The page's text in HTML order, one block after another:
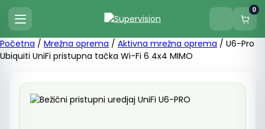
0
Početna / Mrežna oprema / Aktivna mrežna oprema / U6-Pro
Ubiquiti UniFi pristupna tačka Wi-Fi 6 4x4 MIMO